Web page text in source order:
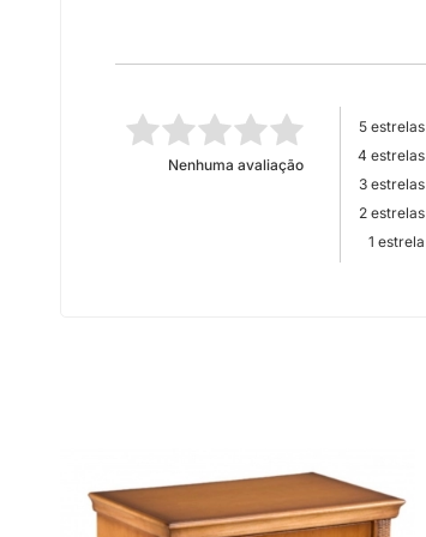
Nenhuma avaliação
5 estrelas
4 estrelas
3 estrelas
2 estrelas
1 estrela